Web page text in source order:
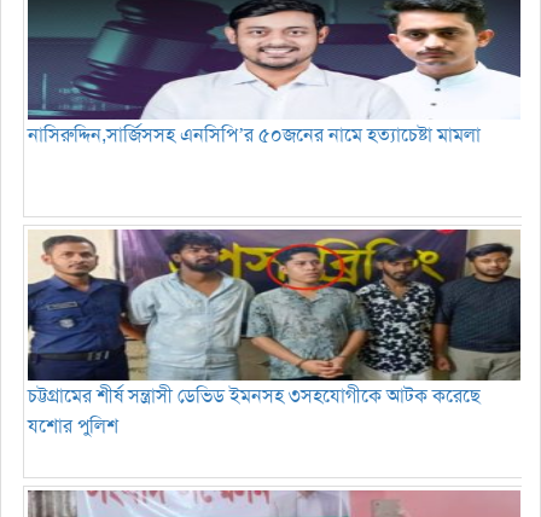
নাসিরুদ্দিন,সার্জিসসহ এনসিপি’র ৫০জনের নামে হত্যাচেষ্টা মামলা
চট্টগ্রামের শীর্ষ সন্ত্রাসী ডেভিড ইমনসহ ৩সহযোগীকে আটক করেছে
যশোর পুলিশ